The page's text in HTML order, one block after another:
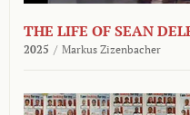
THE LIFE OF SEAN
2025 / Markus Zizenbacher